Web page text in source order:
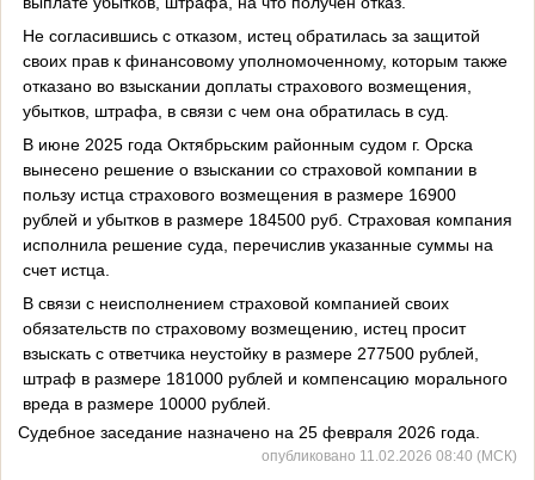
Не согласившись с отказом, истец обратилась за защитой
своих прав к финансовому уполномоченному, которым также
отказано во взыскании доплаты страхового возмещения,
убытков, штрафа, в связи с чем она обратилась в суд.
В июне 2025 года Октябрьским районным судом г. Орска
вынесено решение о взыскании со страховой компании в
пользу истца страхового возмещения в размере 16900
рублей и убытков в размере 184500 руб. Страховая компания
исполнила решение суда, перечислив указанные суммы на
счет истца.
В связи с неисполнением страховой компанией своих
обязательств по страховому возмещению, истец просит
взыскать с ответчика неустойку в размере 277500 рублей,
штраф в размере 181000 рублей и компенсацию морального
вреда в размере 10000 рублей.
Судебное заседание назначено на 25 февраля 2026 года.
опубликовано 11.02.2026 08:40 (МСК)